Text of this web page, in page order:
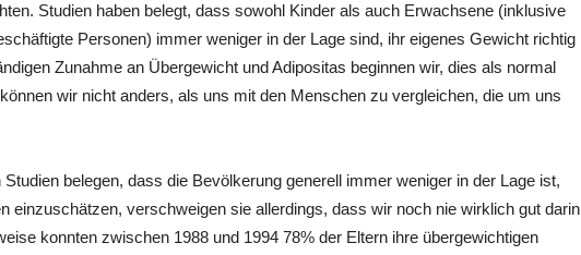
Studien haben belegt, dass sowohl Kinder als auch Erwachsene (inklusive
Personen) immer weniger in der Lage sind, ihr eigenes Gewicht richtig
Zunahme an Übergewicht und Adipositas beginnen wir, dies als normal
wir nicht anders, als uns mit den Menschen zu vergleichen, die um uns
belegen, dass die Bevölkerung generell immer weniger in der Lage ist,
einzuschätzen, verschweigen sie allerdings, dass wir noch nie wirklich gut darin
konnten zwischen 1988 und 1994 78% der Eltern ihre übergewichtigen